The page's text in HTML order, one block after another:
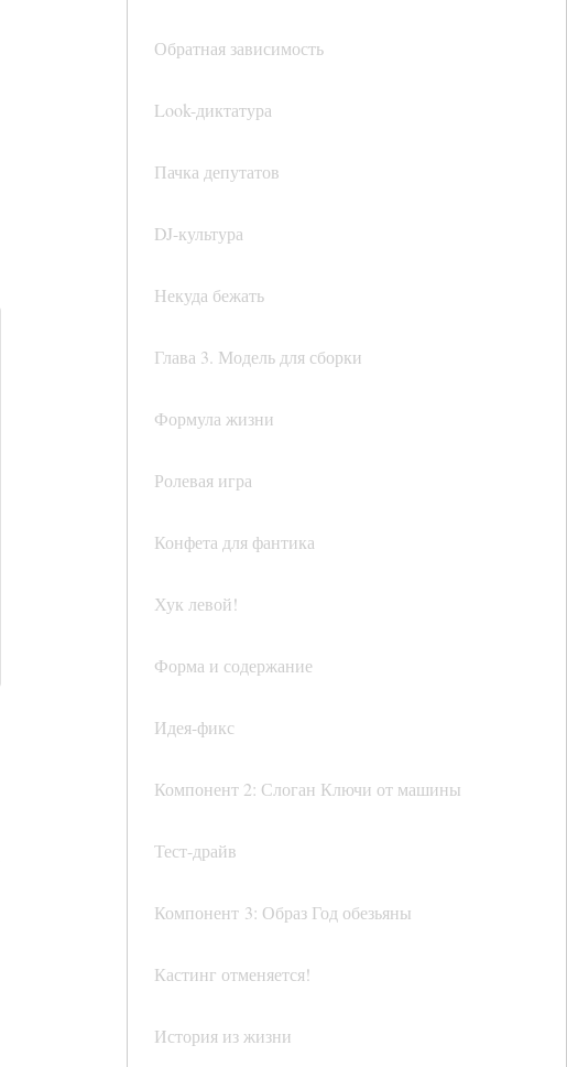
Обратная зависимость
Look-диктатура
Пачка депутатов
DJ-культура
Некуда бежать
Глава 3. Модель для сборки
Формула жизни
Ролевая игра
Конфета для фантика
Хук левой!
Форма и содержание
Идея-фикс
Компонент 2: Слоган Ключи от машины
Тест-драйв
Компонент 3: Образ Год обезьяны
Кастинг отменяется!
История из жизни